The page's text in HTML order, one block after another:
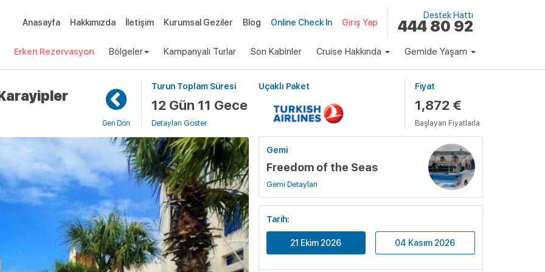
Anasayfa Hakkımızda İletişim Kurumsal Geziler Blog Online Check In Giriş Yap
Destek Hattı
444 80 92
Erken Rezervasyon Bölgeler Kampanyalı Turlar Son Kabinler Cruise Hakkında Gemide Yaşam
Geri Dön
Turun Toplam Süresi
12 Gün 11 Gece
Detayları Göster
Uçaklı Paket Fiyat
1,872 €
Başlayan Fiyatlarla
Gemi
Freedom of the Seas
Gemi Detayları
Tarih:
21 Ekim 2026 04 Kasım 2026